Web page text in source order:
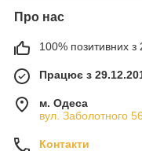
Про нас
100% позитивних з
Працює з
м. Одеса
вул. Заболотного
Контакти